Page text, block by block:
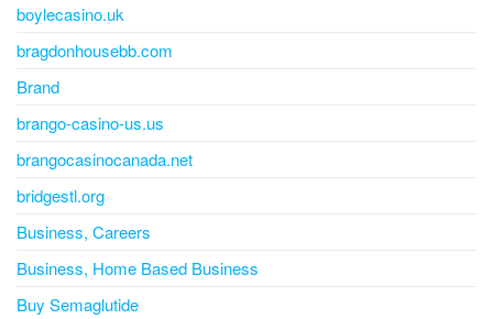
boylecasino.uk
bragdonhousebb.com
Brand
brango-casino-us.us
brangocasinocanada.net
bridgestl.org
Business, Careers
Business, Home Based Business
Buy Semaglutide